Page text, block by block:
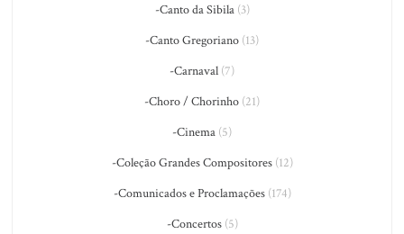
-Canto da Sibila(3)
-Canto Gregoriano (13)
-Carnaval (7)
-Choro / Chorinho (21)
-Cinema (5)
-Coleção Grandes Compositores(12)
-Comunicados e Proclamações(174)
-Concertos(5)